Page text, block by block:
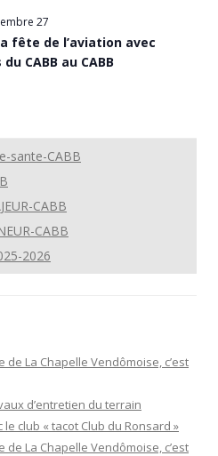
27
fête de l’aviation avec
CABB au CABB
sante-CABB
CABB
CABB
2026
de La Chapelle Vendômoise, c’est
d’entretien du terrain
le club « tacot Club du Ronsard »
de La Chapelle Vendômoise, c’est